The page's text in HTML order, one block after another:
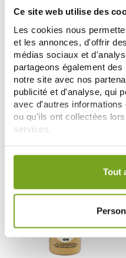
Ce site web utilise des
Les cookies nous
et les annonces, d'offrir
médias sociaux et
partageons également
notre site avec nos
publicité et d'analyse, qui
avec d'autres
ou qu'ils ont collectées
services.
Votre choix de
Tout
SOLEIL NOIR
SOLEIL NOIR LAIT VITAMINE
HYDRATATION INTENSE 150ML
17,42 €
ADD TO CART
-15%